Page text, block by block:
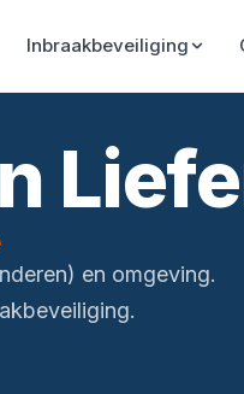
Inbraakbeveiliging
en omgeving.